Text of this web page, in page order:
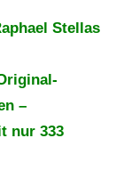
Stellas
–
nur 333